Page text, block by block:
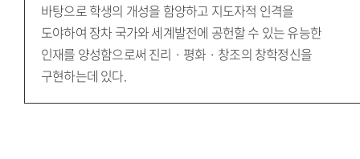
바탕으로 학생의 개성을 함양하고 지도자적 인격을
도야하여 장차 국가와 세계발전에 공헌할 수 있는 유능한
인재를 양성함으로써 진리 · 평화 · 창조의 창학정신을
구현하는데 있다.